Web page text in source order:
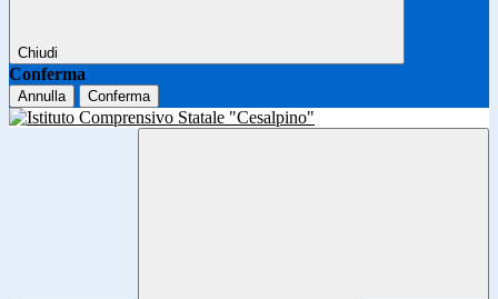
Chiudi
Conferma
Annulla Conferma